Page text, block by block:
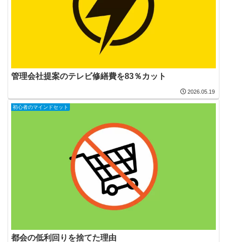
管理会社提案のテレビ修繕費を83％カット
2026.05.19
初心者のマインドセット
都会の低利回りを捨てた理由